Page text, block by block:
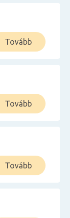
Tovább
Tovább
Tovább